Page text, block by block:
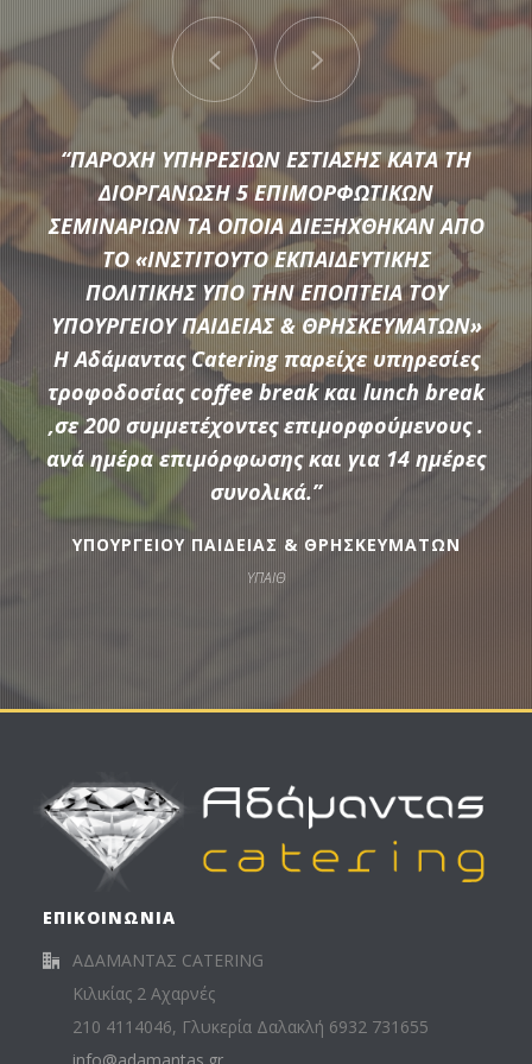
Μια μεγάλη ποικιλία από τις πιο σύγχρονες προτάσεις της
αγοράς συνθέτουν τον εξοπλισμό που διαθέτει η
Αδάμαντας Catering για να υποστηρίξουμε τις ξεχωριστές
ανάγκες κάθε εκδήλωσης.
ΠΕΡΙΣΣΟΤΕΡΑ
“ΠΑΡΟΧΗ ΥΠΗΡΕΣΙΩΝ ΕΣΤΙΑΣΗΣ ΚΑΤΑ ΤΗ
ΔΙΟΡΓΑΝΩΣΗ 5 ΕΠΙΜΟΡΦΩΤΙΚΩΝ
ΣΕΜΙΝΑΡΙΩΝ ΤΑ ΟΠΟΙΑ ΔΙΕΞΗΧΘΗΚΑΝ ΑΠΟ
ΤΟ «ΙΝΣΤΙΤΟΥΤΟ ΕΚΠΑΙΔΕΥΤΙΚΗΣ
ΠΟΛΙΤΙΚΗΣ ΥΠΟ ΤΗΝ ΕΠΟΠΤΕΙΑ ΤΟΥ
ΥΠΟΥΡΓΕΙΟΥ ΠΑΙΔΕΙΑΣ & ΘΡΗΣΚΕΥΜΑΤΩΝ»
Η Αδάμαντας Catering παρείχε υπηρεσίες
τροφοδοσίας coffee break και lunch break
,σε 200 συμμετέχοντες επιμορφούμενους .
ανά ημέρα επιμόρφωσης και για 14 ημέρες
συνολικά.”
ΥΠΟΥΡΓΕΙΟΥ ΠΑΙΔΕΙΑΣ & ΘΡΗΣΚΕΥΜΑΤΩΝ
ΥΠΑΙΘ
ΕΠΙΚΟΙΝΩΝΙΑ
ΑΔΑΜΑΝΤΑΣ CATERING
Κιλικίας 2 Αχαρνές
210 4114046, Γλυκερία Δαλακλή 6932 731655